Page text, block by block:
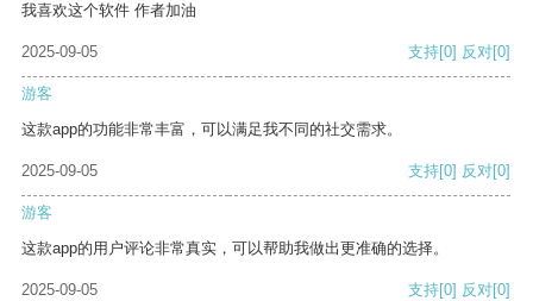
我喜欢这个软件 作者加油
2025-09-05 支持[0] 反对[0]
游客
这款app的功能非常丰富，可以满足我不同的社交需求。
2025-09-05 支持[0] 反对[0]
游客
这款app的用户评论非常真实，可以帮助我做出更准确的选择。
2025-09-05 支持[0] 反对[0]